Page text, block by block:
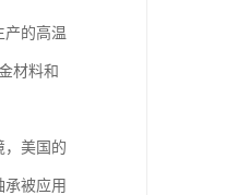
产的高温
材料和
，美国的
被应用